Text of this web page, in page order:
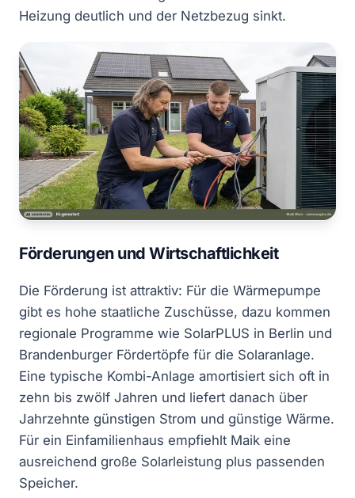
Heizung deutlich und der Netzbezug sinkt.
Förderungen und Wirtschaftlichkeit
Die Förderung ist attraktiv: Für die Wärmepumpe
gibt es hohe staatliche Zuschüsse, dazu kommen
regionale Programme wie SolarPLUS in Berlin und
Brandenburger Fördertöpfe für die Solaranlage.
Eine typische Kombi-Anlage amortisiert sich oft in
zehn bis zwölf Jahren und liefert danach über
Jahrzehnte günstigen Strom und günstige Wärme.
Für ein Einfamilienhaus empfiehlt Maik eine
ausreichend große Solarleistung plus passenden
Speicher.